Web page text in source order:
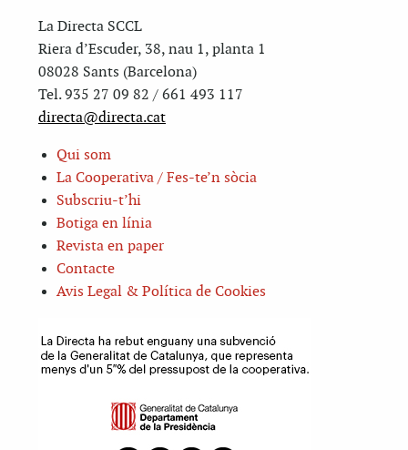
La Directa SCCL
Riera d’Escuder, 38, nau 1, planta 1
08028 Sants (Barcelona)
Tel. 935 27 09 82 / 661 493 117
directa@directa.cat
Qui som
La Cooperativa / Fes-te’n sòcia
Subscriu-t’hi
Botiga en línia
Revista en paper
Contacte
Avis Legal & Política de Cookies